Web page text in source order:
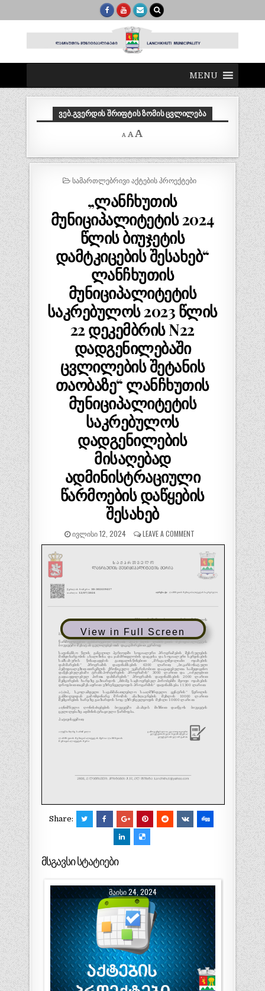
MENU
ᲕᲔᲑ.ᲒᲕᲔᲠᲓᲘᲡ ᲨᲠᲘᲤᲢᲘᲡ ᲖᲝᲛᲘᲡ ᲪᲕᲚᲘᲚᲔᲑᲐ
A
Decrease
font
A Reset
A
size.
POSTED
ᲡᲐᲛᲐᲠᲗᲚᲔᲑᲠᲘᲕᲘ ᲐᲥᲢᲔᲑᲘᲡ ᲞᲠᲝᲔᲥᲢᲔᲑᲘ
„ლანჩხუთის
მუნიციპალიტეტის 2024
წლის ბიუჯეტის
დამტკიცების შესახებ“
ლანჩხუთის
მუნიციპალიტეტის
საკრებულოს 2023 წლის
22 დეკემბრის N22
დადგენილებაში
ცვლილების შეტანის
თაობაზე“ ლანჩხუთის
მუნიციპალიტეტის
საკრებულოს
დადგენილების
მისაღებად
ადმინისტრაციული
წარმოების დაწყების
შესახებ
ᲘᲕᲚᲘᲡᲘ 12, 2024 LEAVE A COMMENT
View in Full Screen
Share:
მსგავსი სტატიები
ᲛᲐᲘᲡᲘ 24, 2024